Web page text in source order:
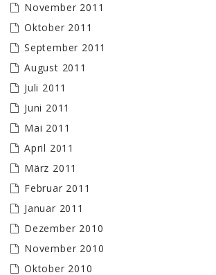
November 2011
Oktober 2011
September 2011
August 2011
Juli 2011
Juni 2011
Mai 2011
April 2011
März 2011
Februar 2011
Januar 2011
Dezember 2010
November 2010
Oktober 2010